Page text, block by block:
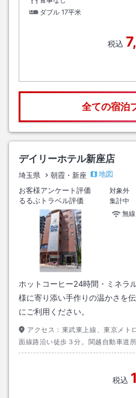
ダブル 17平米
税込
全ての宿泊
デイリーホテル新座店
埼玉県 朝霞・新座
地図
お客様アンケート評価
対象外
るるぶトラベル評価
集計中
無
ホットコーヒー24時間・ミネラ
様に寄り添い手作りの温かさを
にご利用ください。
アクセス： 東武東上線、東京メト
面線路沿い徒歩３分。関越自動車道
光インターより２０分。
税込